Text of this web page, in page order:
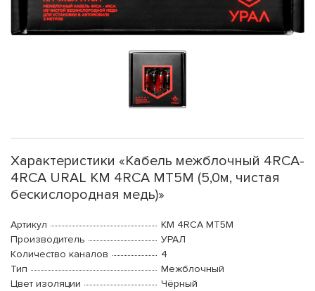
Характеристики «Кабель межблочный 4RCA-
4RCA URAL КМ 4RCA МТ5М (5,0м, чистая
бескислородная медь)»
Артикул
КМ 4RCA МТ5М
Производитель
УРАЛ
Количество каналов
4
Тип
Межблочный
Цвет изоляции
Чёрный